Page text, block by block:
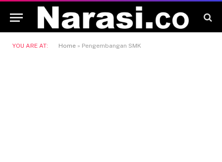
YOU ARE AT: Home » Pengembangan SMK